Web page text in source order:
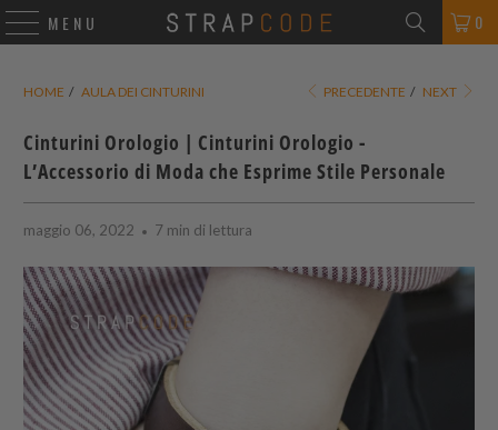
MENU 0
HOME / AULA DEI CINTURINI PRECEDENTE / NEXT
Cinturini Orologio | Cinturini Orologio -
L’Accessorio di Moda che Esprime Stile Personale
maggio 06, 2022 7 min di lettura